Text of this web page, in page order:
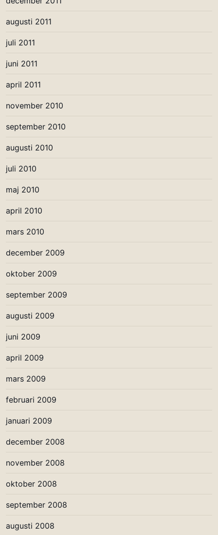
augusti 2011
juli 2011
juni 2011
april 2011
november 2010
september 2010
augusti 2010
juli 2010
maj 2010
april 2010
mars 2010
december 2009
oktober 2009
september 2009
augusti 2009
juni 2009
april 2009
mars 2009
februari 2009
januari 2009
december 2008
november 2008
oktober 2008
september 2008
augusti 2008